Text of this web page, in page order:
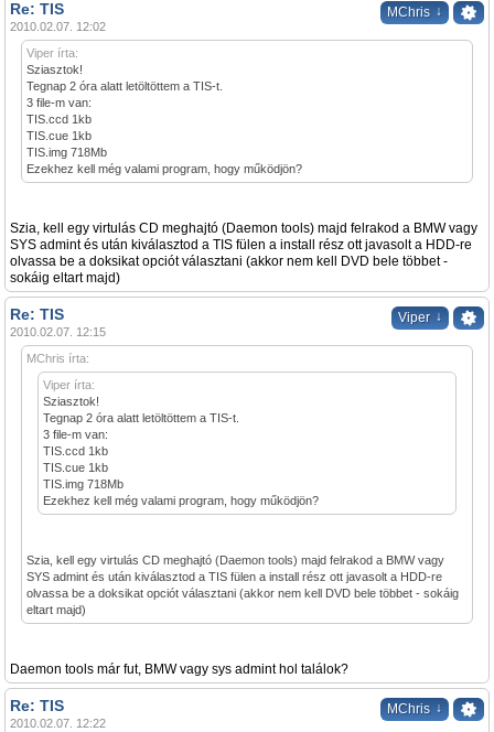
MChris ↓
Re: TIS
2010.02.07. 12:02
Viper írta:
Sziasztok!
Tegnap 2 óra alatt letöltöttem a TIS-t.
3 file-m van:
TIS.ccd 1kb
TIS.cue 1kb
TIS.img 718Mb
Ezekhez kell még valami program, hogy működjön?
Szia, kell egy virtulás CD meghajtó (Daemon tools) majd felrakod a BMW vagy
SYS admint és után kiválasztod a TIS fülen a install rész ott javasolt a HDD-re
olvassa be a doksikat opciót választani (akkor nem kell DVD bele többet -
sokáig eltart majd)
Viper ↓
Re: TIS
2010.02.07. 12:15
MChris írta:
Viper írta:
Sziasztok!
Tegnap 2 óra alatt letöltöttem a TIS-t.
3 file-m van:
TIS.ccd 1kb
TIS.cue 1kb
TIS.img 718Mb
Ezekhez kell még valami program, hogy működjön?
Szia, kell egy virtulás CD meghajtó (Daemon tools) majd felrakod a BMW vagy
SYS admint és után kiválasztod a TIS fülen a install rész ott javasolt a HDD-re
olvassa be a doksikat opciót választani (akkor nem kell DVD bele többet - sokáig
eltart majd)
Daemon tools már fut, BMW vagy sys admint hol találok?
MChris ↓
Re: TIS
2010.02.07. 12:22